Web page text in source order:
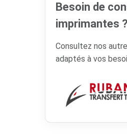
Besoin de
imprimantes ?
Consultez nos
adaptés à vos